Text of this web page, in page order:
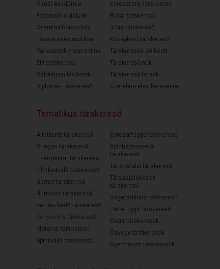
Randi Akadémia
Facebook oldalunk
Szerelmi horoszkóp
Társkeresés mobilon
Párkeresők most online
Elit társkereső
Válófélben lévőknek
Diplomás társkereső
Keresztény társkereső
Fiatal társkereső
30as társkereső
Középkorú társkereső
Társkeresés 50 felett
Társkereső nők
Társkereső férfiak
Szerelem első keresésre
Tematikus társkereső
Állatbarát társkereső
Bringás társkereső
Ezermester társkereső
Filmkedvelő társkereső
Gamer társkereső
Humoros társkereső
Kertészkedő társkereső
Könyvmoly társkereső
Motoros társkereső
Spirituális társkereső
Sorozatfüggő társkereső
Színházkedvelő
társkereső
Táncoslábú társkereső
Társasjátékozós
társkereső
Vegetáriánus társkereső
Zenefüggő társkereső
Elvált társkeresők
Özvegy társkeresők
Gyermekes társkeresők